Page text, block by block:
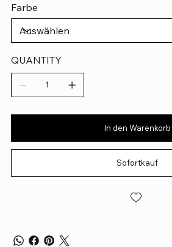
Farbe
QUANTITY
In den Warenkorb
Sofortkauf